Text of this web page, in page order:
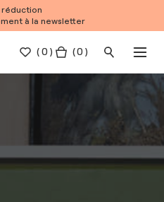
réduction
à la newsletter
(0 ) ( 0 )